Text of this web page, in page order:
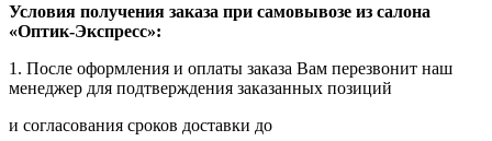
Условия получения заказа при самовывозе из салона
«Оптик-Экспресс»:
1. После оформления и оплаты заказа Вам перезвонит наш
менеджер для подтверждения заказанных позиций
и согласования сроков доставки до